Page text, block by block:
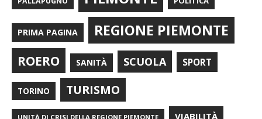
PRIMA PAGINA REGIONE PIEMONTE
ROERO SANITÀ SCUOLA SPORT
TORINO TURISMO
UNITÀ DI CRISI DELLA REGIONE PIEMONTE VIABILITÀ